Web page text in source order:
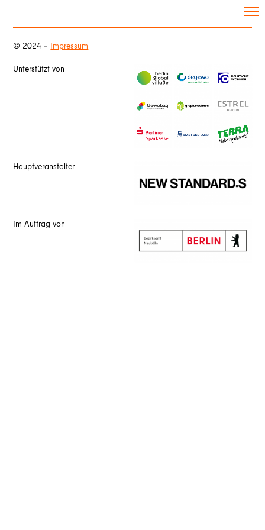
© 2024 – Impressum
Unterstützt von
Hauptveranstalter
Im Auftrag von